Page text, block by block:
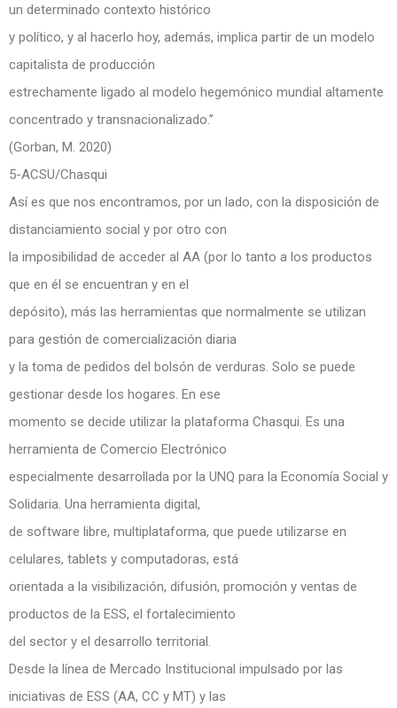
un determinado contexto histórico
y político, y al hacerlo hoy, además, implica partir de un modelo
capitalista de producción
estrechamente ligado al modelo hegemónico mundial altamente
concentrado y transnacionalizado.”
(Gorban, M. 2020)
5-ACSU/Chasqui
Así es que nos encontramos, por un lado, con la disposición de
distanciamiento social y por otro con
la imposibilidad de acceder al AA (por lo tanto a los productos
que en él se encuentran y en el
depósito), más las herramientas que normalmente se utilizan
para gestión de comercialización diaria
y la toma de pedidos del bolsón de verduras. Solo se puede
gestionar desde los hogares. En ese
momento se decide utilizar la plataforma Chasqui. Es una
herramienta de Comercio Electrónico
especialmente desarrollada por la UNQ para la Economía Social y
Solidaria. Una herramienta digital,
de software libre, multiplataforma, que puede utilizarse en
celulares, tablets y computadoras, está
orientada a la visibilización, difusión, promoción y ventas de
productos de la ESS, el fortalecimiento
del sector y el desarrollo territorial.
Desde la línea de Mercado Institucional impulsado por las
iniciativas de ESS (AA, CC y MT) y las